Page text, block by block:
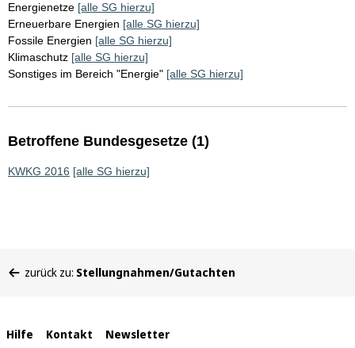
Energienetze [alle SG hierzu]
Erneuerbare Energien [alle SG hierzu]
Fossile Energien [alle SG hierzu]
Klimaschutz [alle SG hierzu]
Sonstiges im Bereich "Energie" [alle SG hierzu]
Betroffene Bundesgesetze (1)
KWKG 2016 [alle SG hierzu]
befinden
zurück zu: Stellungnahmen/Gutachten
Interne
Hilfe Kontakt Newsletter